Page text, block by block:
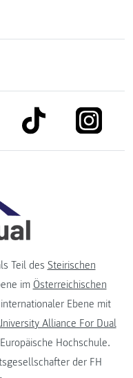
to linkedinlink to tiktok
Teil des Steirischen
im Österreichischen
Ebene mit
Alliance For Dual
Hochschule.
der FH